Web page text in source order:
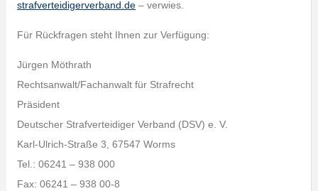
strafverteidigerverband.de– verwies.
Für Rückfragen steht Ihnen zur Verfügung:
Jürgen Möthrath
Rechtsanwalt/Fachanwalt für Strafrecht
Präsident
Deutscher Strafverteidiger Verband (DSV) e. V.
Karl-Ulrich-Straße 3, 67547 Worms
Tel.: 06241 – 938 000
Fax: 06241 – 938 00-8